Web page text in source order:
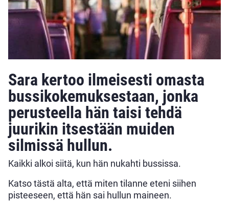
Sara kertoo ilmeisesti omasta
bussikokemuksestaan, jonka
perusteella hän taisi tehdä
juurikin itsestään muiden
silmissä hullun.
Kaikki alkoi siitä, kun hän nukahti bussissa.
Katso tästä alta, että miten tilanne eteni siihen
pisteeseen, että hän sai hullun maineen.